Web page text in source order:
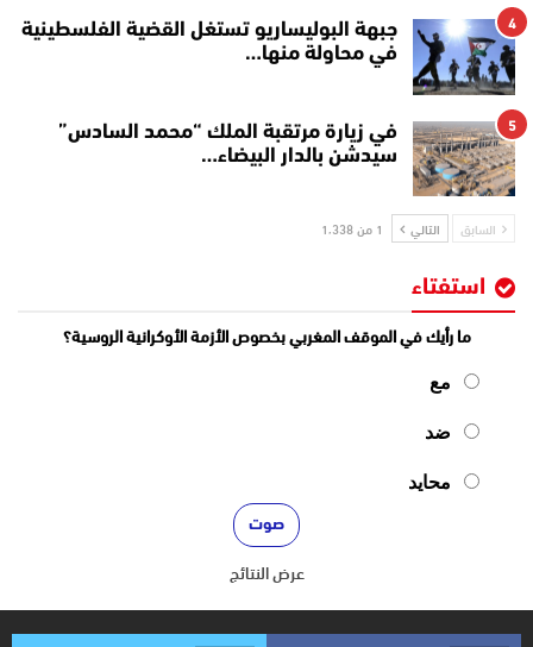
4
جبهة البوليساريو تستغل القضية الفلسطينية
في محاولة منها…
5
في زيارة مرتقبة الملك “محمد السادس”
سيدشن بالدار البيضاء…
السابق التالي 1 من 1٬338
استفتاء
ما رأيك في الموقف المغربي بخصوص الأزمة الأوكرانية الروسية؟
مع
ضد
محايد
عرض النتائج